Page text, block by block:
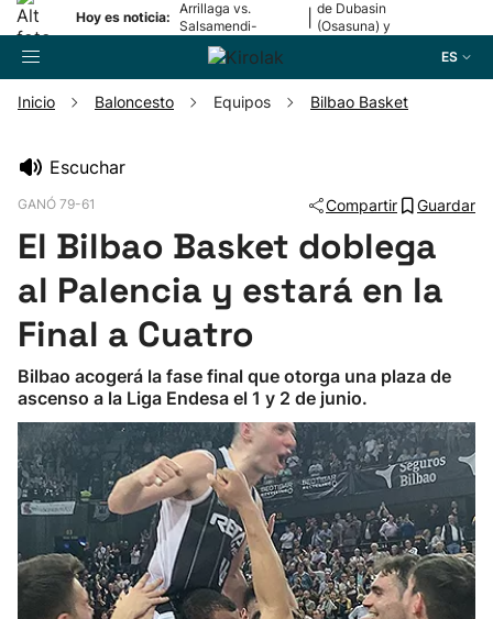
Hoy es noticia:
Arrillaga vs.
Salsamendi-
Bergara y Erasun
vs. Gaminde
de Dubasin
(Osasuna) y
ES
Pelota
Remo
Baloncesto
Ciclismo
Herri-kirolak
Balonmano
Inicio Baloncesto Equipos Bilbao Basket
Escuchar
GANÓ 79-61 Compartir Guardar
El Bilbao Basket doblega
al Palencia y estará en la
Final a Cuatro
Bilbao acogerá la fase final que otorga una plaza de
ascenso a la Liga Endesa el 1 y 2 de junio.